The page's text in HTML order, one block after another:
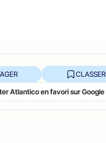
CLASSER
Atlantico en favori sur Google